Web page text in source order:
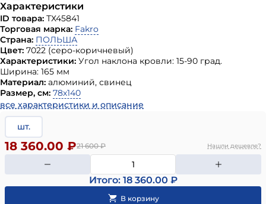
Характеристики
ID товара: ТХ45841
Торговая марка: Fakro
Страна: ПОЛЬША
Цвет: 7022 (серо-коричневый)
Характеристики: Угол наклона кровли: 15-90 град.
Ширина: 165 мм
Материал: алюминий, свинец
Размер, см: 78х140
все характеристики и описание
шт.
21 600₽
18 360.00 ₽ Нашли дешевле?
Итого: 18 360.00 ₽